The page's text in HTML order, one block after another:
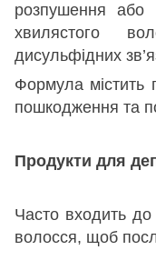
розпушення або
хвилястого
дисульфідних
Формула містить
пошкодження та
Продукти для
Часто входить
волосся, щоб